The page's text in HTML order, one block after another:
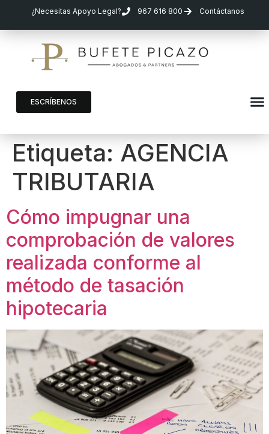
¿Necesitas Apoyo Legal? 967 616 800 Contáctanos
ESCRÍBENOS
Etiqueta: AGENCIA
TRIBUTARIA
Cómo impugnar una
comprobación de valores
realizada conforme al
método de tasación
hipotecaria